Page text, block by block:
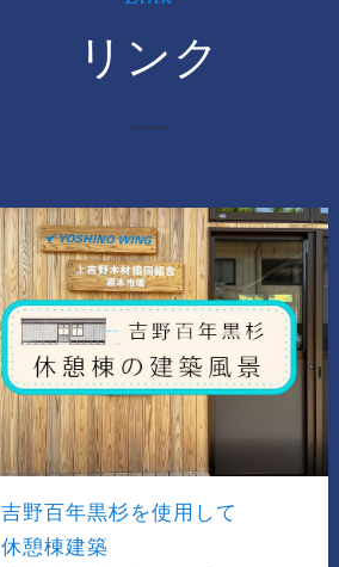
リンク
吉野百年黒杉を使用して
休憩棟建築